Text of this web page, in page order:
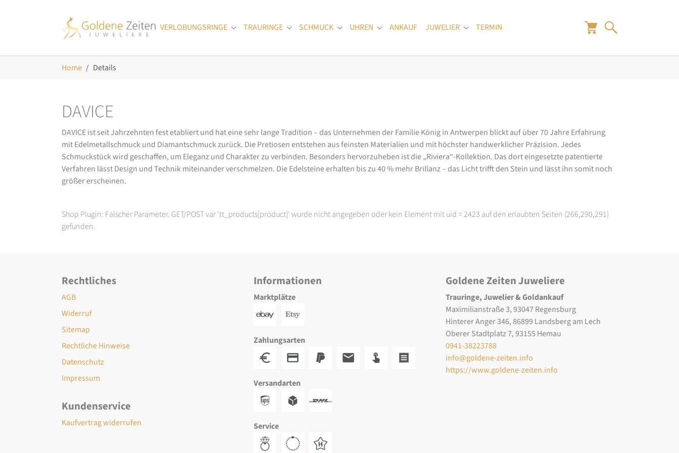
VERLOBUNGSRINGE
Submenu for "Verlobungsringe"
TRAURINGE Submenu for "Trauringe"
SCHMUCK Submenu for "Schmuck"
UHREN Submenu for "Uhren"
ANKAUF JUWELIER Submenu for "Juwelier"
TERMIN
Home Details
DAVICE
DAVICE ist seit Jahrzehnten fest etabliert und hat eine sehr lange Tradition – das Unternehmen der Familie König in Antwerpen blickt auf über 70 Jahre Erfahrung
mit Edelmetallschmuck und Diamantschmuck zurück. Die Pretiosen entstehen aus feinsten Materialien und mit höchster handwerklicher Präzision. Jedes
Schmuckstück wird geschaffen, um Eleganz und Charakter zu verbinden. Besonders hervorzuheben ist die „Riviera“-Kollektion. Das dort eingesetzte patentierte
Verfahren lässt Design und Technik miteinander verschmelzen. Die Edelsteine erhalten bis zu 40 % mehr Brillanz – das Licht trifft den Stein und lässt ihn somit noch
größer erscheinen.
Shop Plugin: Falscher Parameter. GET/POST var 'tt_products[product]' wurde nicht angegeben oder kein Element mit uid = 2423 auf den erlaubten Seiten (266,290,291)
gefunden.
Rechtliches
AGB
Widerruf
Sitemap
Rechtliche Hinweise
Datenschutz
Impressum
Kundenservice
Kaufvertrag widerrufen
Informationen
Marktplätze
Zahlungsarten
Versandarten
Service
Goldene Zeiten Juweliere
Trauringe, Juwelier & Goldankauf
Maximilianstraße 3, 93047 Regensburg
Hinterer Anger 346, 86899 Landsberg am Lech
Oberer Stadtplatz 7, 93155 Hemau
0941-38223788
info@goldene-zeiten.info
https://www.goldene-zeiten.info